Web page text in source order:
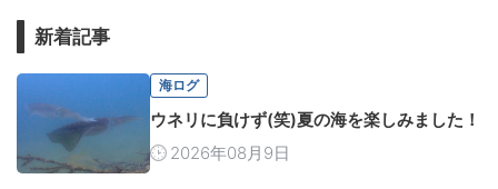
新着記事
海ログ
ウネリに負けず(笑)夏の海を楽しみました！
2026年08月9日